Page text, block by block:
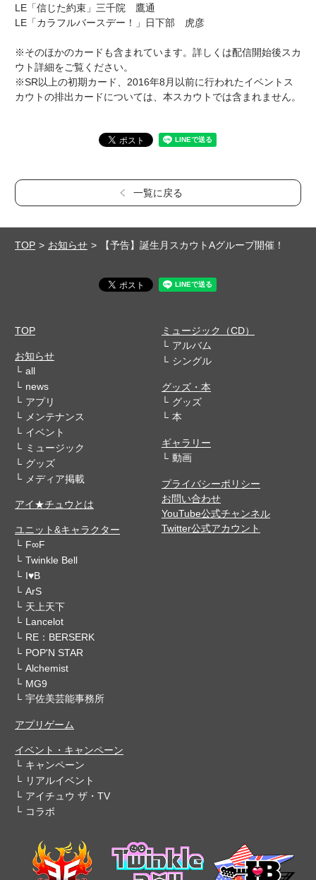
LE「信じた約束」三千院 鷹通
LE「カラフルバースデー！」日下部 虎彦
※そのほかのカードも含まれています。詳しくは配信開始後スカ
ウト詳細をご覧ください。
※SR以上の初期カード、2016年8月以前に行われたイベントス
カウトの排出カードについては、本スカウトでは含まれません。
一覧に戻る
TOP お知らせ 【予告】誕生月スカウトAグループ開催！
TOP
お知らせ
all
news
アプリ
メンテナンス
イベント
ミュージック
グッズ
メディア掲載
アイ★チュウとは
ユニット&キャラクター
F∞F
Twinkle Bell
I♥B
ArS
天上天下
Lancelot
RE：BERSERK
POP'N STAR
Alchemist
MG9
宇佐美芸能事務所
アプリゲーム
イベント・キャンペーン
キャンペーン
リアルイベント
アイチュウ ザ・TV
コラボ
ミュージック（CD）
アルバム
シングル
グッズ・本
グッズ
本
ギャラリー
動画
プライバシーポリシー
お問い合わせ
YouTube公式チャンネル
Twitter公式アカウント